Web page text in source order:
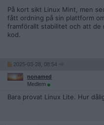
På kort sikt Linux Mint, men
fått ordning på sin plattform
framförallt stabilitet och att de
kod.
2025-03-28, 08:54
nonamed
Medlem
Bara provat Linux Lite. Hur